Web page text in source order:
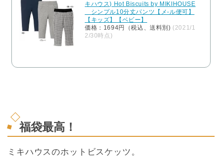
キハウス) Hot Biscuits by MIKIHOUSE
シンプル10分丈パンツ【メ-ル便可】
【キッズ】【ベビー】
価格：1694円（税込、送料別) (2021/1
2/30時点)
福袋最高！
ミキハウスのホットビスケッツ。